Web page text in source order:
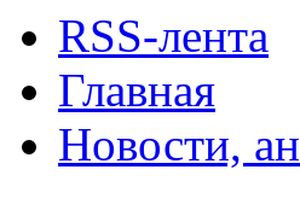
RSS-лента
Главная
Новости,